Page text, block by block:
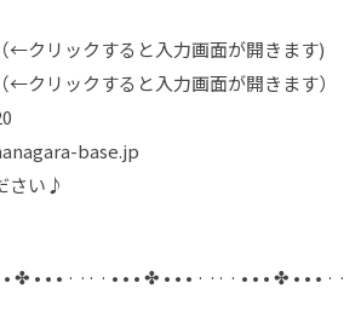
（←クリックすると入力画面が開きます)
（←クリックすると入力画面が開きます）
base.jp
さい♪
✤ • • • · ·· · • • • ✤ • • • · ·· · • • • ✤ • • • · ·